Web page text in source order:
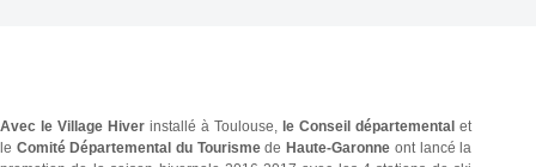
Avec le Village Hiver installé à Toulouse, le Conseil départemental et
le Comité Départemental du Tourismede Haute-Garonne ont lancé la